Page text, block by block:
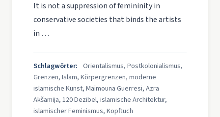
It is not a suppression of femininity in
conservative societies that binds the artists
in …
Schlagwörter: Orientalismus, Postkolonialismus,
Grenzen, Islam, Körpergrenzen, moderne
islamische Kunst, Maïmouna Guerresi, Azra
Akšamija, 120 Dezibel, islamische Architektur,
islamischer Feminismus, Kopftuch